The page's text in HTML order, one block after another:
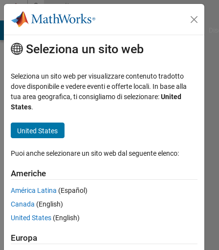
Vai al contenutoCommunity
Profile
Yogiraj
Bhagavatula
Last
oltre 3
Attivo
Followers:
Seleziona un sito web
Seleziona un sito web per visualizzare contenuto tradotto
dove disponibile e vedere eventi e offerte locali. In base alla
tua area geografica, ti consigliamo di selezionare:United
States.
United States
Puoi anche selezionare un sito web dal seguente elenco:
Americhe
América Latina (Español)
Canada (English)
United States (English)
Europa